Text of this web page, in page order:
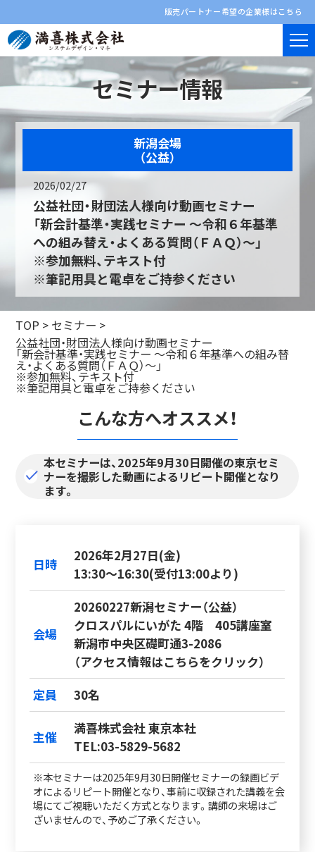
販売パートナー希望の企業様はこちら
セミナー情報
新潟会場
（公益）
2026/02/27
公益社団・財団法人様向け動画セミナー
「新会計基準・実践セミナー ～令和６年基準
への組み替え・よくある質問（ＦＡＱ）～」
※参加無料、テキスト付
※筆記用具と電卓をご持参ください
TOP > セミナー >
公益社団・財団法人様向け動画セミナー
「新会計基準・実践セミナー ～令和６年基準への組み替
え・よくある質問（ＦＡＱ）～」
※参加無料、テキスト付
※筆記用具と電卓をご持参ください
こんな方へオススメ！
本セミナーは、2025年9月30日開催の東京セミ
ナーを撮影した動画によるリピート開催となり
ます。
日時
2026年2月27日(金)
13:30～16:30(受付13:00より)
会場
20260227新潟セミナー（公益）
クロスパルにいがた 4階 405講座室
新潟市中央区礎町通3-2086
（アクセス情報はこちらをクリック）
定員
30名
主催
満喜株式会社 東京本社
TEL:03-5829-5682
※本セミナーは2025年9月30日開催セミナーの録画ビデ
オによるリピート開催となり、事前に収録された講義を会
場にてご視聴いただく方式となります。講師の来場はご
ざいませんので、予めご了承ください。